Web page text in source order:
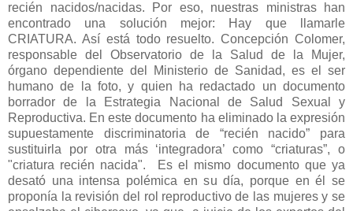
recién nacidos/nacidas. Por eso, nuestras ministras han
encontrado una solución mejor: Hay que llamarle
CRIATURA. Así está todo resuelto. Concepción Colomer,
responsable del Observatorio de la Salud de la Mujer,
órgano dependiente del Ministerio de Sanidad, es el ser
humano de la foto, y quien ha redactado un documento
borrador de la Estrategia Nacional de Salud Sexual y
Reproductiva. En este documento ha eliminado la expresión
supuestamente discriminatoria de “recién nacido” para
sustituirla por otra más ‘integradora’ como “criaturas”, o
"criatura recién nacida". Es el mismo documento que ya
desató una intensa polémica en su día, porque en él se
proponía la revisión del rol reproductivo de las mujeres y se